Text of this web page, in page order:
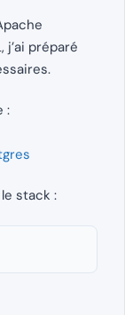
j’ai préparé
:
stack :